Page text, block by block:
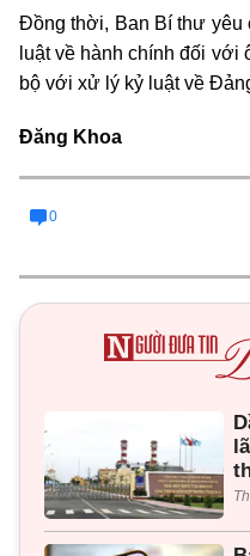
Đồng thời, Ban Bí thư yêu
luật về hành chính đối với
bộ với xử lý kỷ luật về
Đăng Khoa
0